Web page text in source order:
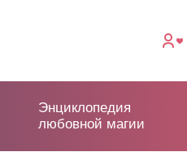
Энциклопедия
любовной магии